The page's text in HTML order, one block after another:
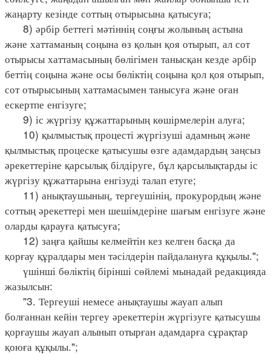
жаңарту кезінде соттың отырысына қатысуға;
8) әрбір беттегі мәтіннің соңғы жолының астына
және хаттаманың соңына өз қолын қоя отырып, ал сот
отырысы хаттамасының бөлігімен танысқан кезде әрбір
беттің соңына және осы бөліктің соңына қол қоя отырып,
сот отырысының хаттамасымен танысуға және оған
ескертпе енгізуге;
9) іс жүргізу құжаттарының көшірмелерін алуға;
10) қылмыстық процесті жүргізуші адамның және
қылмыстық процеске қатысушы өзге адамдардың заңсыз
әрекеттеріне қарсылық білдіруге, бұл қарсылықтарды іс
жүргізу құжаттарына енгізуді талап етуге;
11) анықтаушының, тергеушінің, прокурордың және
соттың әрекеттері мен шешімдеріне шағым енгізуге және
оларды қарауға қатысуға;
12) заңға қайшы келмейтін кез келген басқа да
қорғау құралдары мен тәсілдерін пайдалануға құқылы.";
үшінші бөліктің бірінші сөйлемі мынадай редакцияда
жазылсын:
"3. Тергеуші немесе анықтаушы жауап алып
болғаннан кейін тергеу әрекеттерін жүргізуге қатысушы
қорғаушы жауап алынып отырған адамдарға сұрақтар
қоюға құқылы.";